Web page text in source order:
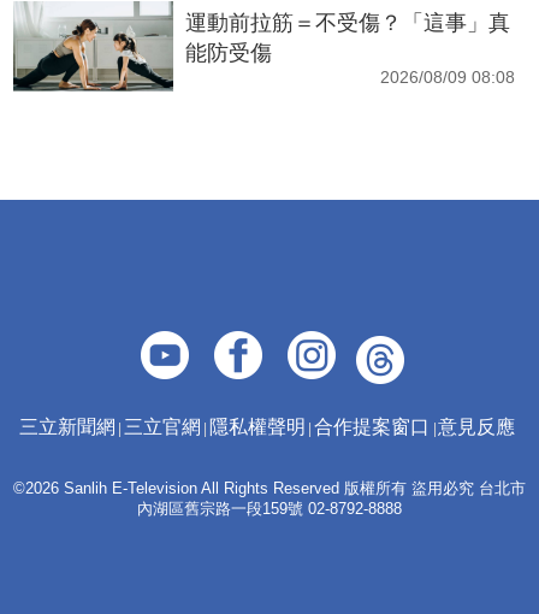
運動前拉筋＝不受傷？「這事」真
能防受傷
2026/08/09 08:08
三立新聞網 三立官網 隱私權聲明 合作提案窗口 意見反應
©2026 Sanlih E-Television All Rights Reserved 版權所有 盜用必究 台北市
內湖區舊宗路一段159號 02-8792-8888